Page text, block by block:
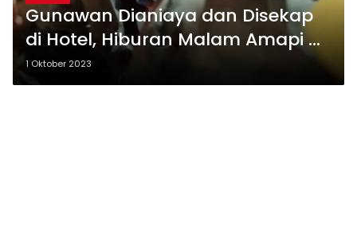
Gunawan Dianiaya dan Disekap
di Hotel, Hiburan Malam Amapi di
Jalan Merak Jingga Mencekam
Digeruduk Ratusan Massa FKPPI
1 Oktober 2023